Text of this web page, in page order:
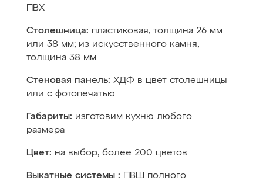
ПВХ
Столешница: пластиковая, толщина 26 мм
или 38 мм; из искусственного камня,
толщина 38 мм
Стеновая панель: ХДФ в цвет столешницы
или с фотопечатью
Габариты: изготовим кухню любого
размера
Цвет: на выбор, более 200 цветов
Выкатные системы :
ПВШ полного